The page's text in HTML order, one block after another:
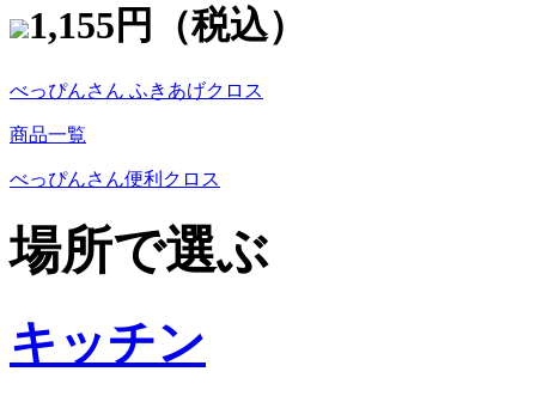
1,155円（税込）
べっぴんさん ふきあげクロス
商品一覧
べっぴんさん便利クロス
場所で選ぶ
キッチン